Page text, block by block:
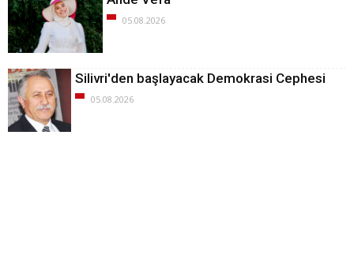
05.08.2026
Silivri'den başlayacak Demokrasi Cephesi
05.08.2026